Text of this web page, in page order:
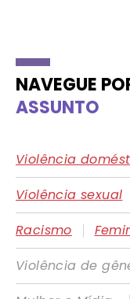
NAVEGUE
ASSUNTO
Violência
Violência sexual
Racismo
|
Violência de